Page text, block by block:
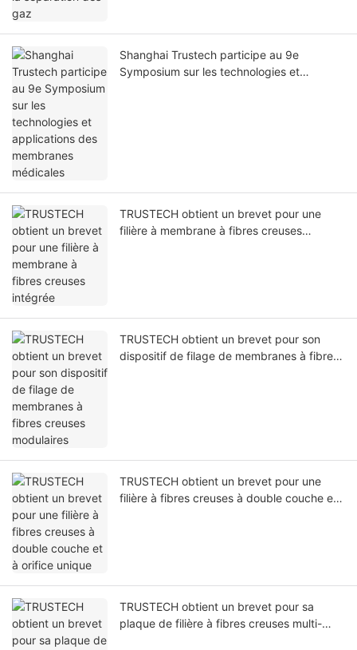
Shanghai Trustech participe au 9e
Symposium sur les technologies et
TRUSTECH obtient un brevet pour une
filière à membrane à fibres creuses
TRUSTECH obtient un brevet pour son
dispositif de filage de membranes à fibres
TRUSTECH obtient un brevet pour une
filière à fibres creuses à double couche et
TRUSTECH obtient un brevet pour sa
plaque de filière à fibres creuses multi-